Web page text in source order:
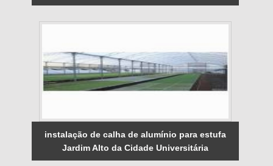
instalação de calha de alumínio para estufa
Jardim Alto da Cidade Universitária